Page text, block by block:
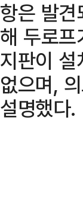
항은 발
해 두로
지판이
없으며,
설명했다.